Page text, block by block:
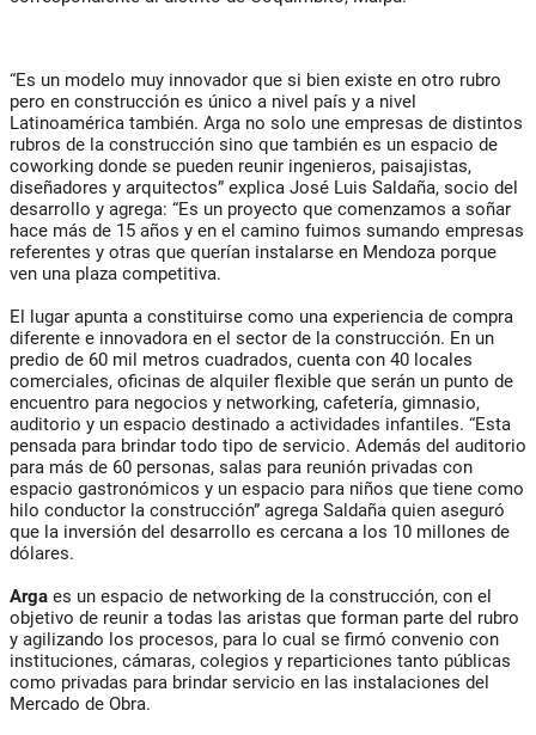
“Es un modelo muy innovador que si bien existe en otro rubro
pero en construcción es único a nivel país y a nivel
Latinoamérica también. Arga no solo une empresas de distintos
rubros de la construcción sino que también es un espacio de
coworking donde se pueden reunir ingenieros, paisajistas,
diseñadores y arquitectos” explica José Luis Saldaña, socio del
desarrollo y agrega: “Es un proyecto que comenzamos a soñar
hace más de 15 años y en el camino fuimos sumando empresas
referentes y otras que querían instalarse en Mendoza porque
ven una plaza competitiva.
El lugar apunta a constituirse como una experiencia de compra
diferente e innovadora en el sector de la construcción. En un
predio de 60 mil metros cuadrados, cuenta con 40 locales
comerciales, oficinas de alquiler flexible que serán un punto de
encuentro para negocios y networking, cafetería, gimnasio,
auditorio y un espacio destinado a actividades infantiles. “Esta
pensada para brindar todo tipo de servicio. Además del auditorio
para más de 60 personas, salas para reunión privadas con
espacio gastronómicos y un espacio para niños que tiene como
hilo conductor la construcción” agrega Saldaña quien aseguró
que la inversión del desarrollo es cercana a los 10 millones de
dólares.
Arga es un espacio de networking de la construcción, con el
objetivo de reunir a todas las aristas que forman parte del rubro
y agilizando los procesos, para lo cual se firmó convenio con
instituciones, cámaras, colegios y reparticiones tanto públicas
como privadas para brindar servicio en las instalaciones del
Mercado de Obra.